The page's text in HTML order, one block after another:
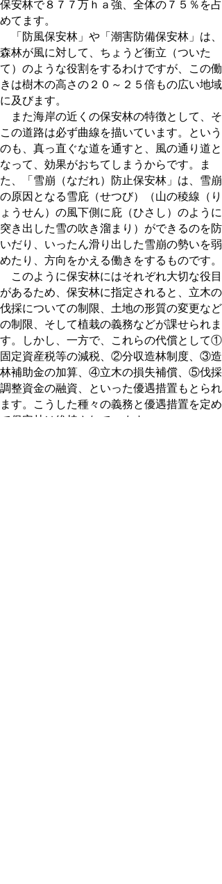
保安林で８７７万ｈａ強、全体の７５％を占
めてます。
「防風保安林」や「潮害防備保安林」は、
森林が風に対して、ちょうど衝立（ついた
て）のような役割をするわけですが、この働
きは樹木の高さの２０～２５倍もの広い地域
に及びます。
また海岸の近くの保安林の特徴として、そ
この道路は必ず曲線を描いています。という
のも、真っ直ぐな道を通すと、風の通り道と
なって、効果がおちてしまうからです。ま
た、「雪崩（なだれ）防止保安林」は、雪崩
の原因となる雪庇（せつび）（山の稜線（り
ょうせん）の風下側に庇（ひさし）のように
突き出した雪の吹き溜まり）ができるのを防
いだり、いったん滑り出した雪崩の勢いを弱
めたり、方向をかえる働きをするものです。
このように保安林にはそれぞれ大切な役目
があるため、保安林に指定されると、立木の
伐採についての制限、土地の形質の変更など
の制限、そして植栽の義務などが課せられま
す。しかし、一方で、これらの代償として①
固定資産税等の減税、②分収造林制度、③造
林補助金の加算、④立木の損失補償、⑤伐採
調整資金の融資、といった優遇措置もとられ
ます。こうした種々の義務と優遇措置を定め
て保安林は維持されています 。